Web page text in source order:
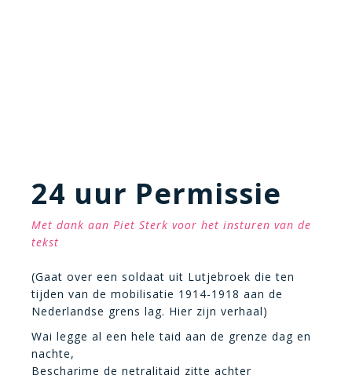
24 uur Permissie
Met dank aan Piet Sterk voor het insturen van de
tekst
(Gaat over een soldaat uit Lutjebroek die ten
tijden van de mobilisatie 1914-1918 aan de
Nederlandse grens lag. Hier zijn verhaal)
Wai legge al een hele taid aan de grenze dag en
nachte,
Bescharime de netralitaid zitte achter